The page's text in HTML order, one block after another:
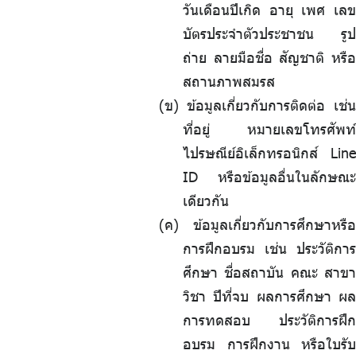
วันเดือนปีเกิด อายุ เพศ เลข
บัตรประจำตัวประชาชน รูป
ถ่าย ลายมือชื่อ สัญชาติ หรือ
สถานภาพสมรส
(ข) ข้อมูลเกี่ยวกับการติดต่อ เช่น
ที่อยู่ หมายเลขโทรศัพท์
ไปรษณีย์อิเล็กทรอนิกส์ Line
ID หรือข้อมูลอื่นในลักษณะ
เดียวกัน
(ค) ข้อมูลเกี่ยวกับการศึกษาหรือ
การฝึกอบรม เช่น ประวัติการ
ศึกษา ชื่อสถาบัน คณะ สาขา
วิชา ปีที่จบ ผลการศึกษา ผล
การทดสอบ ประวัติการฝึก
อบรม การฝึกงาน หรือใบรับ